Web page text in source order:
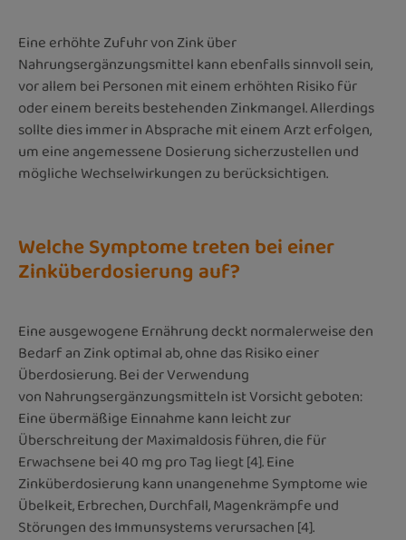
Eine erhöhte Zufuhr von Zink über
Nahrungsergänzungsmittel kann ebenfalls sinnvoll sein,
vor allem bei Personen mit einem erhöhten Risiko für
oder einem bereits bestehenden Zinkmangel. Allerdings
sollte dies immer in Absprache mit einem Arzt erfolgen,
um eine angemessene Dosierung sicherzustellen und
mögliche Wechselwirkungen zu berücksichtigen.
Welche Symptome treten bei einer
Zinküberdosierung auf?
Eine ausgewogene Ernährung deckt normalerweise den
Bedarf an Zink optimal ab, ohne das Risiko einer
Überdosierung. Bei der Verwendung
von Nahrungsergänzungsmitteln ist Vorsicht geboten:
Eine übermäßige Einnahme kann leicht zur
Überschreitung der Maximaldosis führen, die für
Erwachsene bei 40 mg pro Tag liegt [4]. Eine
Zinküberdosierung kann unangenehme Symptome wie
Übelkeit, Erbrechen, Durchfall, Magenkrämpfe und
Störungen des Immunsystems verursachen [4].